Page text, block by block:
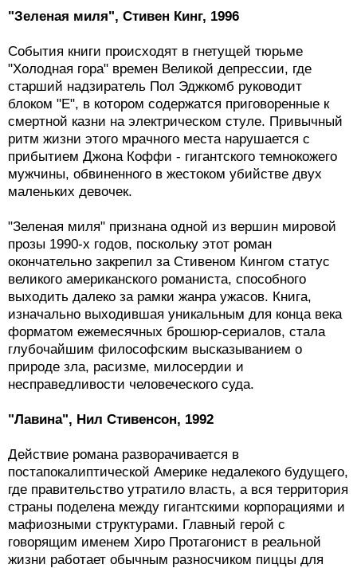
"Зеленая миля", Стивен Кинг, 1996
События книги происходят в гнетущей тюрьме
"Холодная гора" времен Великой депрессии, где
старший надзиратель Пол Эджкомб руководит
блоком "Е", в котором содержатся приговоренные к
смертной казни на электрическом стуле. Привычный
ритм жизни этого мрачного места нарушается с
прибытием Джона Коффи - гигантского темнокожего
мужчины, обвиненного в жестоком убийстве двух
маленьких девочек.
"Зеленая миля" признана одной из вершин мировой
прозы 1990-х годов, поскольку этот роман
окончательно закрепил за Стивеном Кингом статус
великого американского романиста, способного
выходить далеко за рамки жанра ужасов. Книга,
изначально выходившая уникальным для конца века
форматом ежемесячных брошюр-сериалов, стала
глубочайшим философским высказыванием о
природе зла, расизме, милосердии и
несправедливости человеческого суда.
"Лавина", Нил Стивенсон, 1992
Действие романа разворачивается в
постапокалиптической Америке недалекого будущего,
где правительство утратило власть, а вся территория
страны поделена между гигантскими корпорациями и
мафиозными структурами. Главный герой с
говорящим именем Хиро Протагонист в реальной
жизни работает обычным разносчиком пиццы для